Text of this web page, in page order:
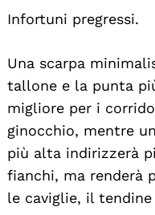
Infortuni pregressi.
Una scarpa
tallone e la punta
migliore per i
ginocchio, mentre
più alta indirizzerà
fianchi, ma renderà
le caviglie, il